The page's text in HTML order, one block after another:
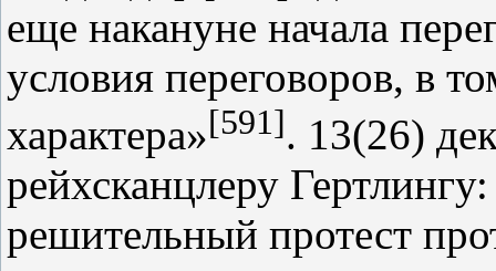
еще накануне начала
условия переговоров, в
характера»[591]. 13(26)
рейхсканцлеру
решительный протест